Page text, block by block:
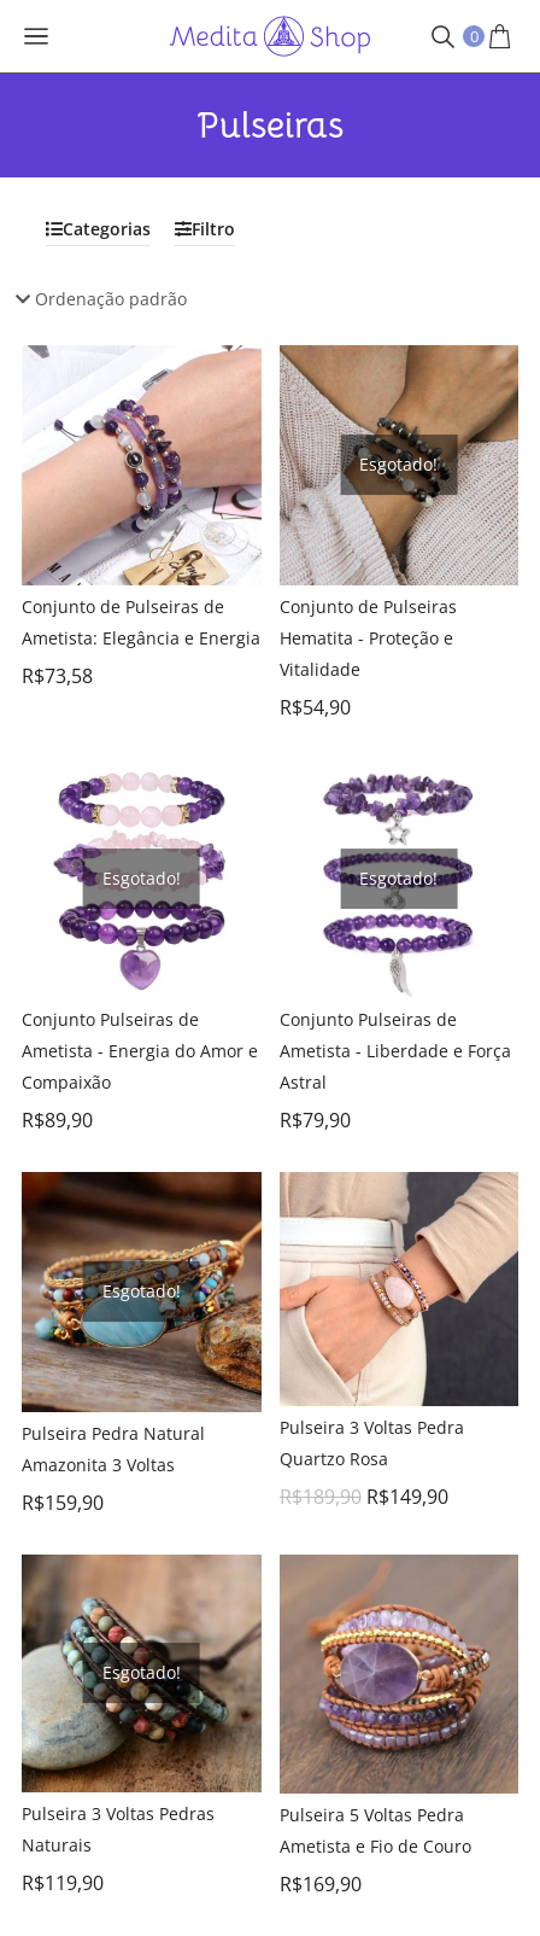
0
Pulseiras
Categorias Filtro
Conjunto de Pulseiras de
Ametista: Elegância e Energia
R$73,58
Esgotado!
Conjunto de Pulseiras
Hematita - Proteção e
Vitalidade
R$54,90
Esgotado!
Conjunto Pulseiras de
Ametista - Energia do Amor e
Compaixão
R$89,90
Esgotado!
Conjunto Pulseiras de
Ametista - Liberdade e Força
Astral
R$79,90
Esgotado!
Pulseira Pedra Natural
Amazonita 3 Voltas
R$159,90
Pulseira 3 Voltas Pedra
Quartzo Rosa
R$189,90 R$149,90
Esgotado!
Pulseira 3 Voltas Pedras
Naturais
R$119,90
Pulseira 5 Voltas Pedra
Ametista e Fio de Couro
R$169,90